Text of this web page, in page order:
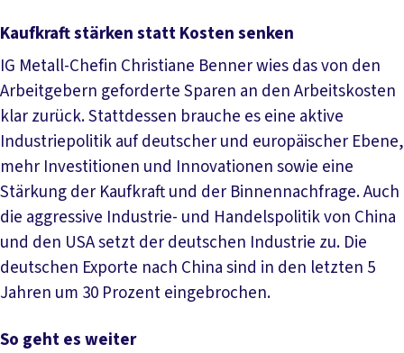
Kaufkraft stärken statt Kosten senken
IG Metall-Chefin Christiane Benner wies das von den
Arbeitgebern geforderte Sparen an den Arbeitskosten
klar zurück. Stattdessen brauche es eine aktive
Industriepolitik auf deutscher und europäischer Ebene,
mehr Investitionen und Innovationen sowie eine
Stärkung der Kaufkraft und der Binnennachfrage. Auch
die aggressive Industrie- und Handelspolitik von China
und den USA setzt der deutschen Industrie zu. Die
deutschen Exporte nach China sind in den letzten 5
Jahren um 30 Prozent eingebrochen.
So geht es weiter